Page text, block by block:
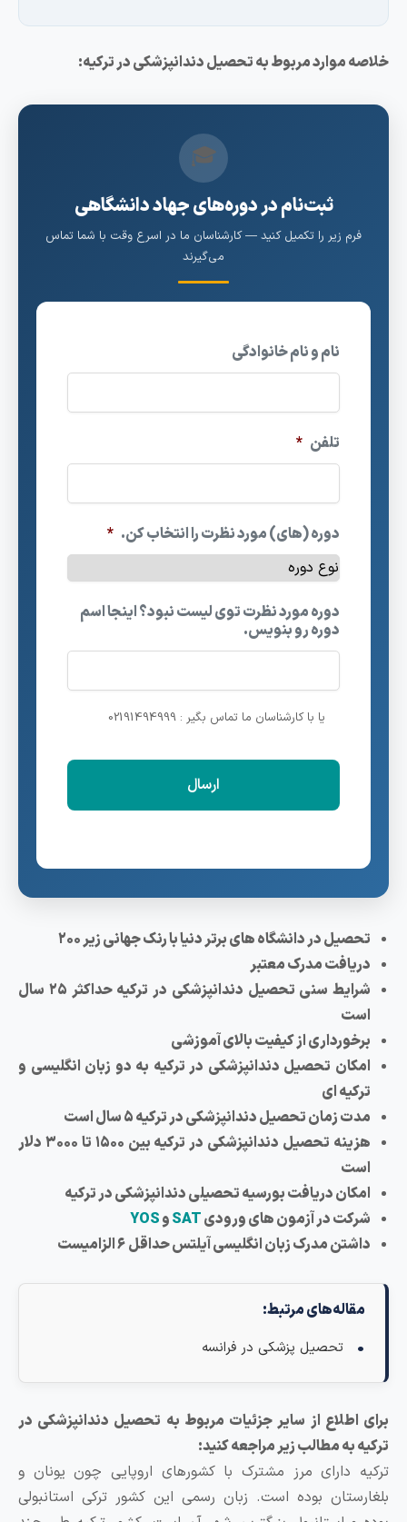
موارد مربوط به تحصیل دندانپزشکی در ترکیه:
ثبت‌نام در دوره‌های جهاد دانشگاهی
زیر را تکمیل کنید — کارشناسان ما در اسرع وقت با شما تماس
نام و نام خانوادگی
دوره (های) مورد نظرت را انتخاب کن. *
دوره مورد نظرت توی لیست نبود؟ اینجا اسم
دوره رو بنویس.
یا با کارشناسان ما تماس بگیر : 02191494999
در دانشگاه های برتر دنیا با رنک جهانی زیر ۲۰۰
مدرک معتبر
شرایط سنی تحصیل دندانپزشکی در ترکیه حداکثر ۲۵ سال
از کیفیت بالای آموزشی
تحصیل دندانپزشکی در ترکیه به دو زبان انگلیسی و
زمان تحصیل دندانپزشکی در ترکیه ۵ سال است
هزینه تحصیل دندانپزشکی در ترکیه بین ۱۵۰۰ تا ۳۰۰۰ دلار
دریافت بورسیه تحصیلی دندانپزشکی در ترکیه
در آزمون های ورودیSATوYOS
مدرک زبان انگلیسی آیلتس حداقل ۶ الزامیست
مرتبط:
تحصیل پزشکی در فرانسه
از سایر جزئیات مربوط به تحصیل دندانپزشکی در
به مطالب زیر مراجعه کنید:
دارای مرز مشترک با کشورهای اروپایی چون یونان و
بوده است. زبان رسمی این کشور ترکی استانبولی